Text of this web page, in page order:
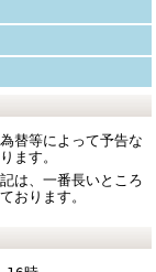
替等によって予告な
ます。
は、一番長いところ
おります。